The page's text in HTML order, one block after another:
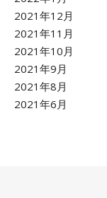
2021年12月
2021年11月
2021年10月
2021年9月
2021年8月
2021年6月